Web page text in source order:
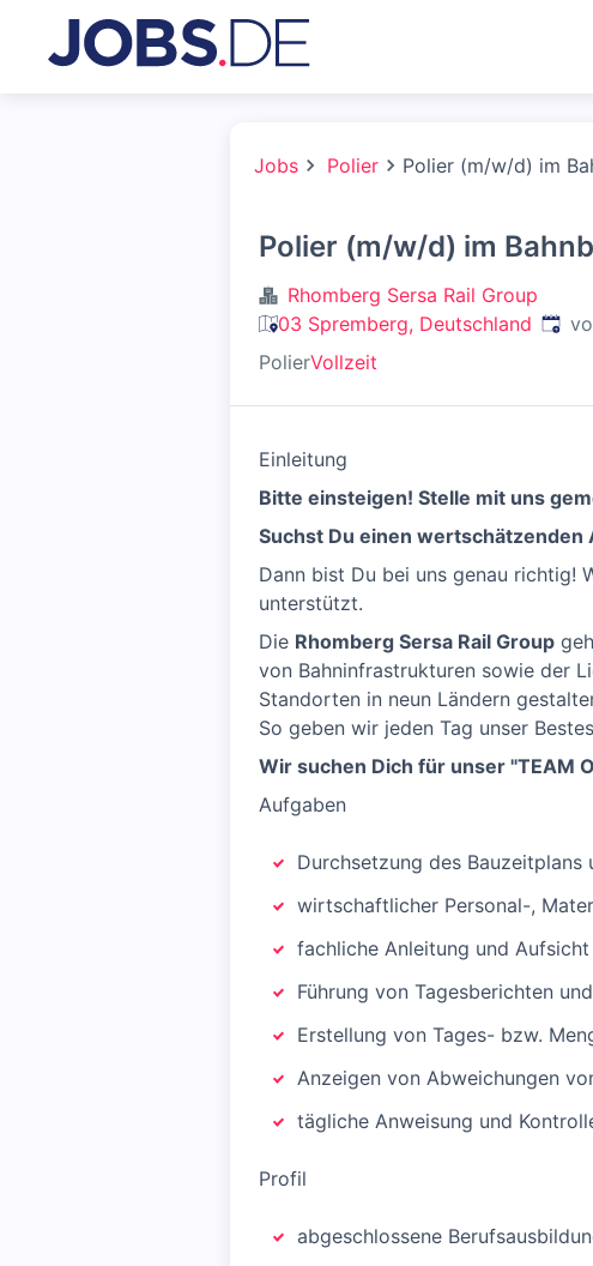
Jobs Polier Polier (m/w/d) im
Polier (m/w/d) im
Rhomberg Sersa Rail Group
03 Spremberg, Deutschland
PolierVollzeit
Einleitung
Bitte einsteigen! Stelle mit uns
Suchst Du einen wertschätzenden
Dann bist Du bei uns genau richtig!
unterstützt.
Die Rhomberg Sersa Rail Group
von Bahninfrastrukturen sowie der
Standorten in neun Ländern
So geben wir jeden Tag unser
Wir suchen Dich für unser "TEAM
Aufgaben
Durchsetzung des
wirtschaftlicher Personal-,
fachliche Anleitung und
Führung von Tagesberichten
Erstellung von Tages- bzw.
Anzeigen von Abweichungen
tägliche Anweisung und
Profil
abgeschlossene